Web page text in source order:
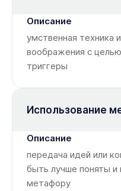
умственная техника
воображения с
триггеры
Использование
передача идей или
быть лучше поняты и
метафору